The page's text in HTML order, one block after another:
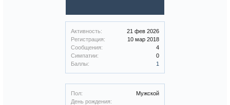
Активность:
21 фев 2026
Регистрация:
10 мар 2018
Сообщения:
4
Симпатии:
0
Баллы:
1
Пол:
Мужской
День рождения: